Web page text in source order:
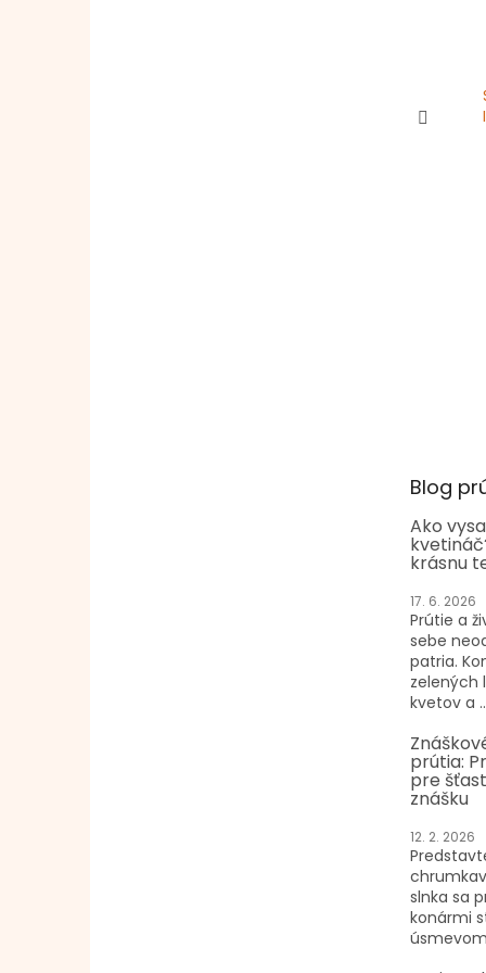
Blog
Ako
krásnu
17. 6. 2026
Prútie a
sebe
patria.
zelených
kvetov a
prútia:
pre
znášku
12. 2. 2026
slnka sa
konármi